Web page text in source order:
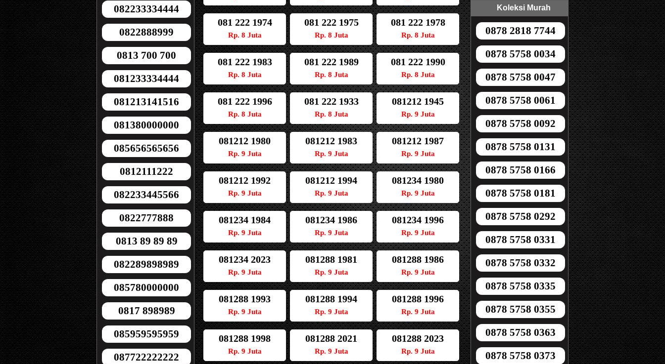
082233334444
0822888999
0813 700 700
081233334444
081213141516
081380000000
085656565656
0812111222
082233445566
0822777888
0813 89 89 89
082289898989
085780000000
0817 898989
085959595959
087722222222
081 222 1974
Rp. 8 Juta
081 222 1975
Rp. 8 Juta
081 222 1978
Rp. 8 Juta
081 222 1983
Rp. 8 Juta
081 222 1989
Rp. 8 Juta
081 222 1990
Rp. 8 Juta
081 222 1996
Rp. 8 Juta
081 222 1933
Rp. 8 Juta
081212 1945
Rp. 9 Juta
081212 1980
Rp. 9 Juta
081212 1983
Rp. 9 Juta
081212 1987
Rp. 9 Juta
081212 1992
Rp. 9 Juta
081212 1994
Rp. 9 Juta
081234 1980
Rp. 9 Juta
081234 1984
Rp. 9 Juta
081234 1986
Rp. 9 Juta
081234 1996
Rp. 9 Juta
081234 2023
Rp. 9 Juta
081288 1981
Rp. 9 Juta
081288 1986
Rp. 9 Juta
081288 1993
Rp. 9 Juta
081288 1994
Rp. 9 Juta
081288 1996
Rp. 9 Juta
081288 1998
Rp. 9 Juta
081288 2021
Rp. 9 Juta
081288 2023
Rp. 9 Juta
Koleksi Murah
0878 2818 7744
0878 5758 0034
0878 5758 0047
0878 5758 0061
0878 5758 0092
0878 5758 0131
0878 5758 0166
0878 5758 0181
0878 5758 0292
0878 5758 0331
0878 5758 0332
0878 5758 0335
0878 5758 0355
0878 5758 0363
0878 5758 0373